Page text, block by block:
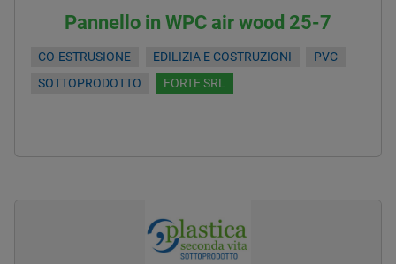
Pannello in WPC air wood 25-7
CO-ESTRUSIONE EDILIZIA E COSTRUZIONI
PVC
SOTTOPRODOTTO
FORTE SRL